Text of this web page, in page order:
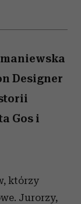
Designer
Gos i
którzy
Jurorzy,